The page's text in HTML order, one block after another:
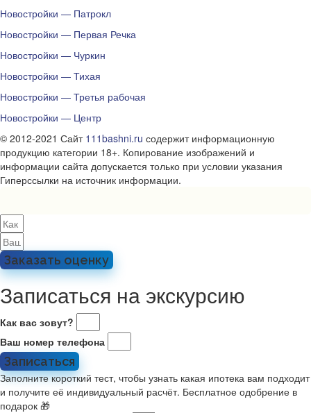
Новостройки — Патрокл
Новостройки — Первая Речка
Новостройки — Чуркин
Новостройки — Тихая
Новостройки — Третья рабочая
Новостройки — Центр
© 2012-2021 Сайт 111bashni.ru содержит информационную
продукцию категории 18+. Копирование изображений и
информации сайта допускается только при условии указания
Гиперссылки на источник информации.
Заказать оценку
Записаться на экскурсию
Как вас зовут?
Ваш номер телефона
Записаться
Заполните короткий тест, чтобы узнать какая ипотека вам подходит
и получите её индивидуальный расчёт. Бесплатное одобрение в
подарок 🎁